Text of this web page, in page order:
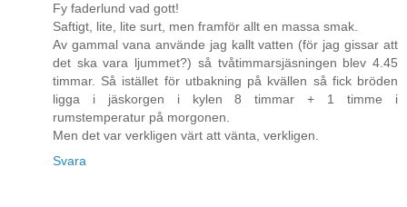
Fy faderlund vad gott!
Saftigt, lite, lite surt, men framför allt en massa smak.
Av gammal vana använde jag kallt vatten (för jag gissar att
det ska vara ljummet?) så tvåtimmarsjäsningen blev 4.45
timmar. Så istället för utbakning på kvällen så fick bröden
ligga i jäskorgen i kylen 8 timmar + 1 timme i
rumstemperatur på morgonen.
Men det var verkligen värt att vänta, verkligen.
Svara